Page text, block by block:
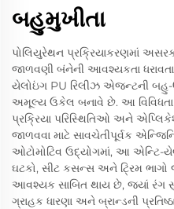
બહુમુખીતા
પોલિયુરેથન પ્રક્રિયાકરણમાં
જાળવણી બંનેની આવશ્યકતા
યેલોઇંગ PU રિલીઝ એજન્ટની
અમૂલ્ય ઉકેલ બનાવે છે. આ વિવિધતા
પ્રક્રિયા પરિસ્થિતિઓ અને
જાળવવા માટે સાવચેતીપૂર્વક
ઓટોમોટિવ ઉદ્યોગમાં, આ એન્ટિ-
ઘટકો, સીટ કસન્સ અને ટ્રિમ ભાગો
આવશ્યક સાબિત થાય છે, જ્યાં રંગ
ગ્રાહક ધારણા અને બ્રાન્ડની